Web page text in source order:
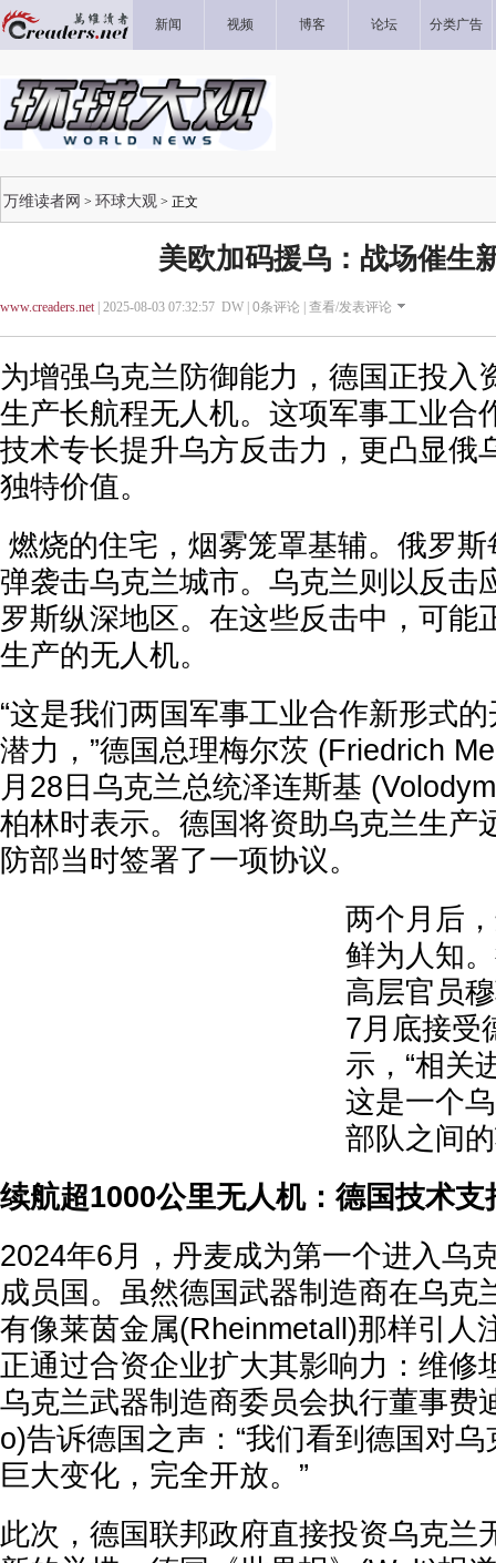
新闻 视频 博客 论坛 分类广告
万维读者网 > 环球大观 > 正文
美欧加码援乌：战场催生
www.creaders.net| 2025-08-03 07:32:57 DW | 0条评论 | 查看/发表评论
为增强乌克兰防御能力，德国正投入
生产长航程无人机。这项军事工业合
技术专长提升乌方反击力，更凸显俄
独特价值。
燃烧的住宅，烟雾笼罩基辅。俄罗
弹袭击乌克兰城市。乌克兰则以反击
罗斯纵深地区。在这些反击中，可能
生产的无人机。
“这是我们两国军事工业合作新形式
潜力，”德国总理梅尔茨 (Friedrich
月28日乌克兰总统泽连斯基
柏林时表示。德国将资助乌克兰生产
防部当时签署了一项协议。
两个月后
鲜为人知
高层官员
7月底接受
示，“相关
这是一个
部队之间
续航超1000公里无人机：德国技术支
2024年6月，丹麦成为第一个进入乌
成员国。虽然德国武器制造商在乌克
有像莱茵金属(Rheinmetall)那样引人
正通过合资企业扩大其影响力：维修
乌克兰武器制造商委员会执行董事费
o)告诉德国之声：“我们看到德国对
巨大变化，完全开放。”
此次，德国联邦政府直接投资乌克兰